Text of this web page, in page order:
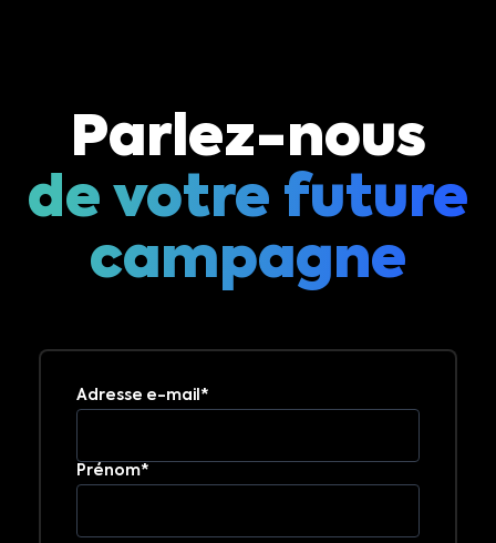
Parlez-nous
de votre future
campagne
Adresse e-mail*
Prénom*